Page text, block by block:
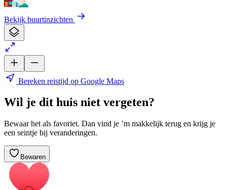
Bekijk buurtinzichten
Bereken reistijd op Google Maps
Wil je dit huis niet vergeten?
Bewaar het als favoriet. Dan vind je ’m makkelijk terug en krijg je
een seintje bij veranderingen.
Bewaren